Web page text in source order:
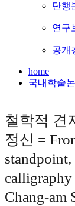
단행
연구
공개
home
국내학술
철학적 견
정신 =
calligraphy
Chang-am